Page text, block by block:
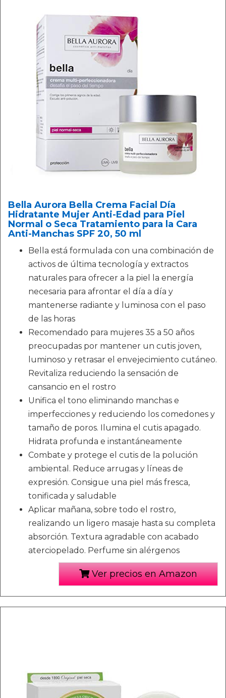
Bella Aurora Bella Crema Facial Día
Hidratante Mujer Anti-Edad para Piel
Normal o Seca Tratamiento para la Cara
Anti-Manchas SPF 20, 50 ml
Bella está formulada con una combinación de
activos de última tecnología y extractos
naturales para ofrecer a la piel la energía
necesaria para afrontar el día a día y
mantenerse radiante y luminosa con el paso
de las horas
Recomendado para mujeres 35 a 50 años
preocupadas por mantener un cutis joven,
luminoso y retrasar el envejecimiento cutáneo.
Revitaliza reduciendo la sensación de
cansancio en el rostro
Unifica el tono eliminando manchas e
imperfecciones y reduciendo los comedones y
tamaño de poros. Ilumina el cutis apagado.
Hidrata profunda e instantáneamente
Combate y protege el cutis de la polución
ambiental. Reduce arrugas y líneas de
expresión. Consigue una piel más fresca,
tonificada y saludable
Aplicar mañana, sobre todo el rostro,
realizando un ligero masaje hasta su completa
absorción. Textura agradable con acabado
aterciopelado. Perfume sin alérgenos
Ver precios en Amazon